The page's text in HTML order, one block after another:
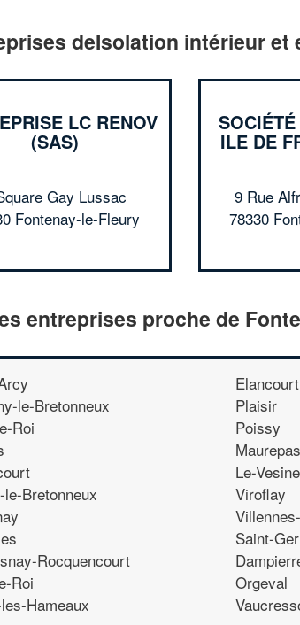
deIsolation intérieur et
LC RENOV
(SAS)
Gay Lussac
Fontenay-le-Fleury
ILE DE
9 Rue
78330
entreprises proche de
le-Bretonneux
Roi
Bretonneux
Rocquencourt
Roi
Hameaux
Elancourt
Plaisir
Poissy
Maurepas
Le-
Viroflay
Saint-
Orgeval